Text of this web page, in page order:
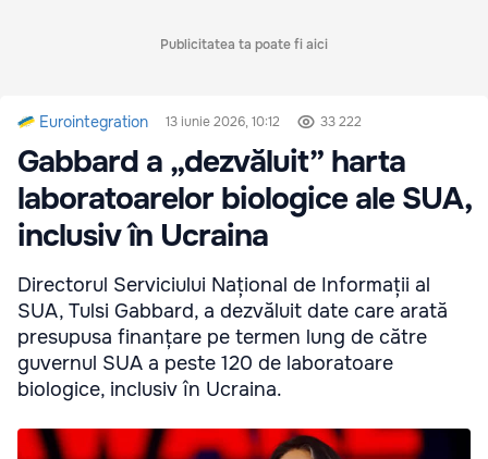
Publicitatea ta poate fi aici
Eurointegration 13 iunie 2026, 10:12 33 222
Gabbard a „dezvăluit” harta
laboratoarelor biologice ale SUA,
inclusiv în Ucraina
Directorul Serviciului Național de Informații al
SUA, Tulsi Gabbard, a dezvăluit date care arată
presupusa finanțare pe termen lung de către
guvernul SUA a peste 120 de laboratoare
biologice, inclusiv în Ucraina.